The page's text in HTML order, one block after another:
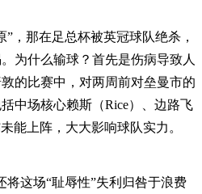
，那在足总杯被英冠球队绝杀，
为什么输球？首先是伤病导致人
的比赛中，对两周前对垒曼市的
中场核心赖斯（Rice）、边路飞
能上阵，大大影响球队实力。
将这场“耻辱性”失利归咎于浪费